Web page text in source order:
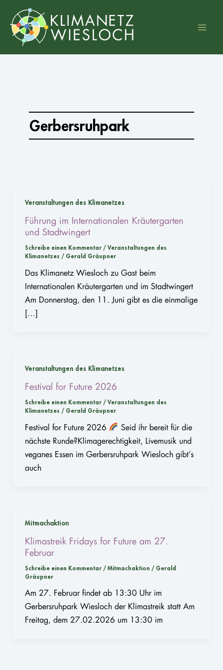
Inhalt
springen
Gerbersruhpark
Veranstaltungen des Klimanetzes
Führung im Internationalen Kräutergarten
und Stadtwingert
Schreibe einen Kommentar / Veranstaltungen des
Klimanetzes / Gerald Gräupner
Das Klimanetz Wiesloch zu Gast beim
Internationalen Kräutergarten und im Stadtwingert
Am Donnerstag, den 11. Juni gibt es die einmalige
[…]
Veranstaltungen des Klimanetzes
Festival for Future 2026
Schreibe einen Kommentar / Veranstaltungen des
Klimanetzes / Gerald Gräupner
Festival for Future 2026
Seid ihr bereit für die
nächste Runde?Klimagerechtigkeit, Livemusik und
veganes Essen im Gerbersruhpark Wiesloch gibt’s
auch
Mitmachaktion
Klimastreik Fridays for Future am 27.
Februar
Schreibe einen Kommentar / Mitmachaktion / Gerald
Gräupner
Am 27. Februar findet ab 13:30 Uhr im
Gerbersruhpark Wiesloch der Klimastreik statt Am
Freitag, dem 27.02.2026 um 13:30 im